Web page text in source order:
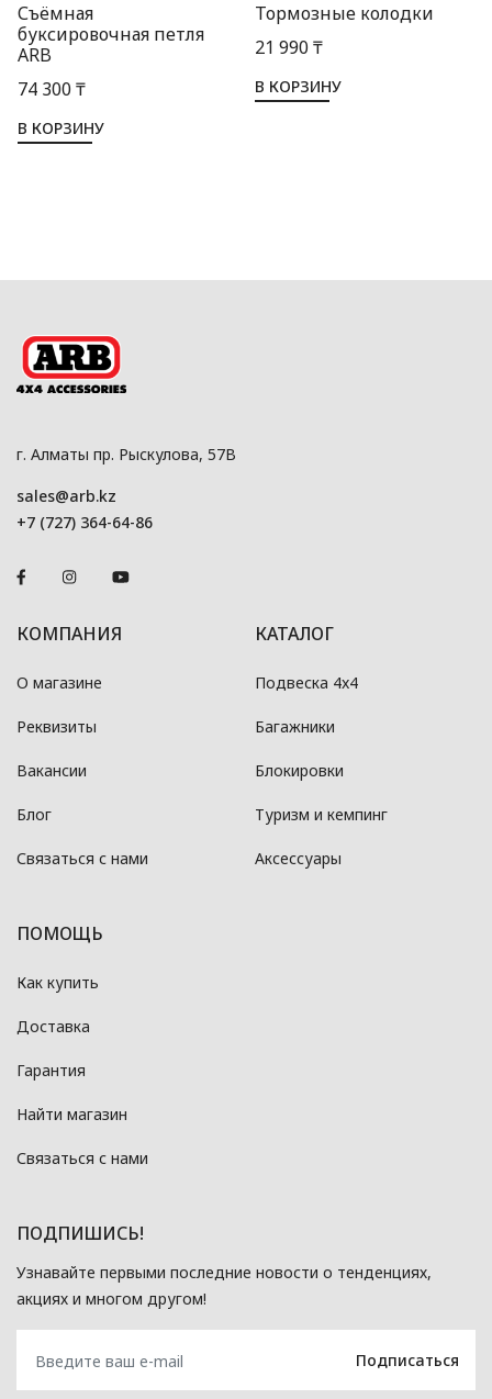
Съёмная
буксировочная петля
ARB
74 300 ₸
В КОРЗИНУ
Тормозные колодки
21 990 ₸
В КОРЗИНУ
г. Алматы пр. Рыскулова, 57В
sales@arb.kz
+7 (727) 364-64-86
КОМПАНИЯ
О магазине
Реквизиты
Вакансии
Блог
Связаться с нами
КАТАЛОГ
Подвеска 4x4
Багажники
Блокировки
Туризм и кемпинг
Аксессуары
ПОМОЩЬ
Как купить
Доставка
Гарантия
Найти магазин
Связаться с нами
ПОДПИШИСЬ!
Узнавайте первыми последние новости о тенденциях,
акциях и многом другом!